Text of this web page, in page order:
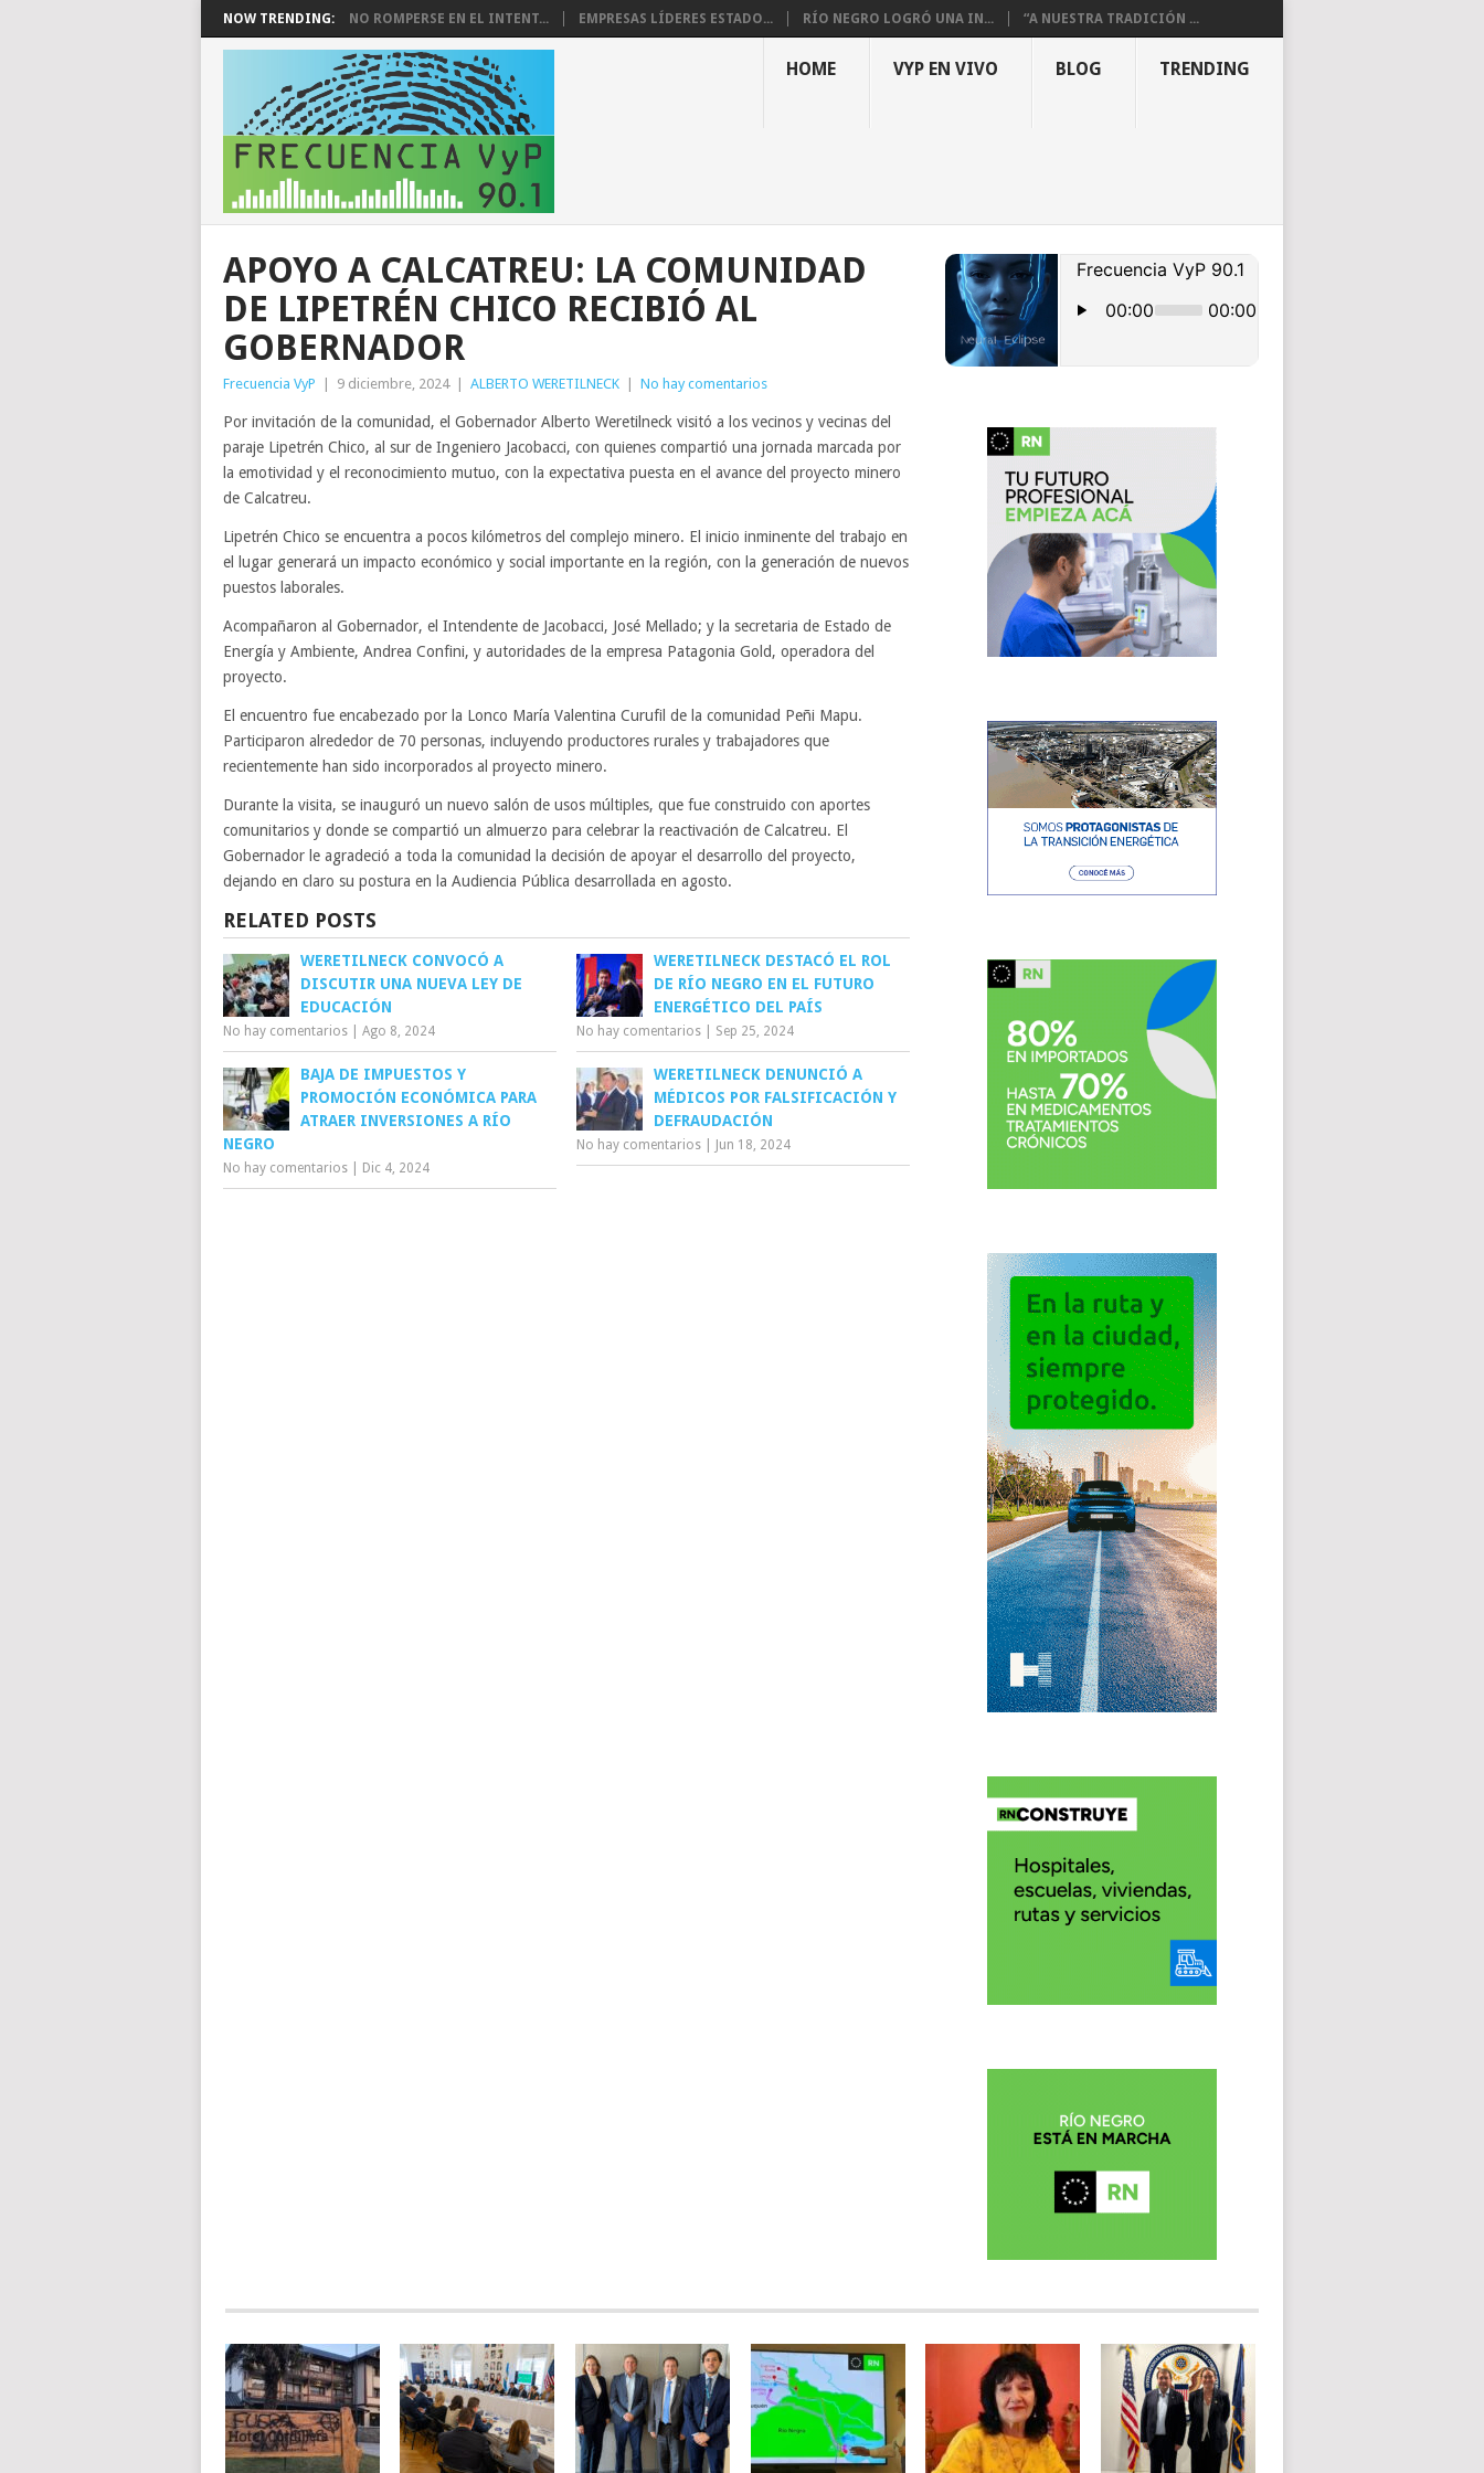
NOW TRENDING: NO ROMPERSE EN EL INTENT... EMPRESAS LÍDERES ESTADO... RÍO NEGRO LOGRÓ UNA IN... “A NUESTRA TRADICIÓN ...
HOME VYP EN VIVO BLOG TRENDING
APOYO A CALCATREU: LA COMUNIDAD
DE LIPETRÉN CHICO RECIBIÓ AL
GOBERNADOR
Frecuencia VyP 9 diciembre, 2024 ALBERTO WERETILNECK No hay comentarios
Por invitación de la comunidad, el Gobernador Alberto Weretilneck visitó a los vecinos y vecinas del
paraje Lipetrén Chico, al sur de Ingeniero Jacobacci, con quienes compartió una jornada marcada por
la emotividad y el reconocimiento mutuo, con la expectativa puesta en el avance del proyecto minero
de Calcatreu.
Lipetrén Chico se encuentra a pocos kilómetros del complejo minero. El inicio inminente del trabajo en
el lugar generará un impacto económico y social importante en la región, con la generación de nuevos
puestos laborales.
Acompañaron al Gobernador, el Intendente de Jacobacci, José Mellado; y la secretaria de Estado de
Energía y Ambiente, Andrea Confini, y autoridades de la empresa Patagonia Gold, operadora del
proyecto.
El encuentro fue encabezado por la Lonco María Valentina Curufil de la comunidad Peñi Mapu.
Participaron alrededor de 70 personas, incluyendo productores rurales y trabajadores que
recientemente han sido incorporados al proyecto minero.
Durante la visita, se inauguró un nuevo salón de usos múltiples, que fue construido con aportes
comunitarios y donde se compartió un almuerzo para celebrar la reactivación de Calcatreu. El
Gobernador le agradeció a toda la comunidad la decisión de apoyar el desarrollo del proyecto,
dejando en claro su postura en la Audiencia Pública desarrollada en agosto.
RELATED POSTS
WERETILNECK CONVOCÓ A
DISCUTIR UNA NUEVA LEY DE
EDUCACIÓN
No hay comentarios Ago 8, 2024
WERETILNECK DESTACÓ EL ROL
DE RÍO NEGRO EN EL FUTURO
ENERGÉTICO DEL PAÍS
No hay comentarios Sep 25, 2024
BAJA DE IMPUESTOS Y
PROMOCIÓN ECONÓMICA PARA
ATRAER INVERSIONES A RÍO
NEGRO
No hay comentarios Dic 4, 2024
WERETILNECK DENUNCIÓ A
MÉDICOS POR FALSIFICACIÓN Y
DEFRAUDACIÓN
No hay comentarios Jun 18, 2024